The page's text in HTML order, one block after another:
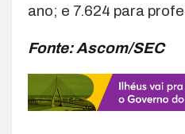
ano; e 7.624 para
Fonte: Ascom/SEC